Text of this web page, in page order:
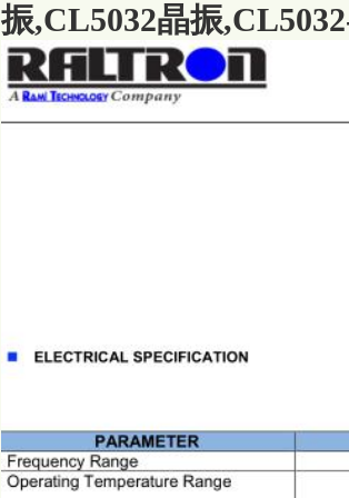
振,CL5032晶振